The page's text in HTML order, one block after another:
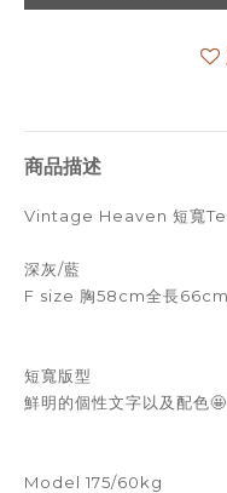
商品描述
Vintage Heaven 短寬
深灰/藍
F size 胸58cm全長66cm
短寬版型
鮮明的個性文字以及配色🤩
Model 175/60kg